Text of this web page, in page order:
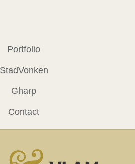
Portfolio
StadVonken
Gharp
Contact